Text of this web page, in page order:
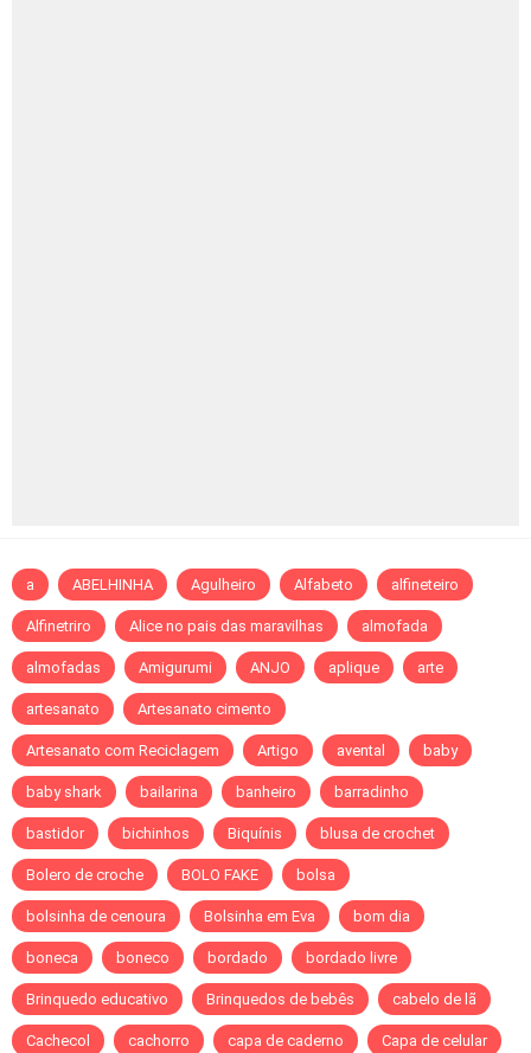
a ABELHINHA Agulheiro Alfabeto alfineteiro
Alfinetriro Alice no pais das maravilhas almofada
almofadas Amigurumi ANJO aplique arte
artesanato Artesanato cimento
Artesanato com Reciclagem Artigo avental baby
baby shark bailarina banheiro barradinho
bastidor bichinhos Biquínis blusa de crochet
Bolero de croche BOLO FAKE bolsa
bolsinha de cenoura Bolsinha em Eva bom dia
boneca boneco bordado bordado livre
Brinquedo educativo Brinquedos de bebês cabelo de lã
Cachecol cachorro capa de caderno Capa de celular